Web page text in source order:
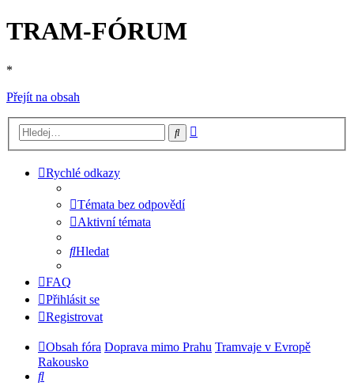
TRAM-FÓRUM
*
Přejít na obsah
Hledat
Rychlé odkazy
Témata bez odpovědí
Aktivní témata
Hledat
FAQ
Přihlásit se
Registrovat
Obsah fóra Doprava mimo Prahu Tramvaje v Evropě
Rakousko
Hledat